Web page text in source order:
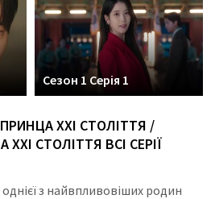
Сезон 1 Серія 1
ХХІ СТОЛІТТЯ /
СТОЛІТТЯ ВСІ СЕРІЇ
з найвпливовіших родин